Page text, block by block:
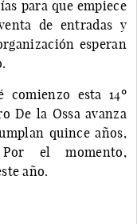
para que empiece
de entradas y
esperan
esta 14º
De la Ossa avanza
quince años,
el momento,
año.